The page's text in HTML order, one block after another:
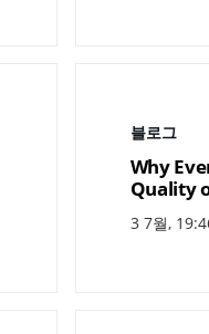
블로그
Why
Quality
3 7월,